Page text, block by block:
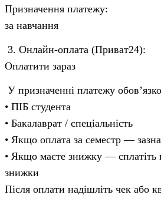
Призначення платежу:
за навчання
3. Онлайн-оплата (Приват24):
Оплатити зараз
У призначенні платежу
• ПІБ студента
• Бакалаврат / спеціальність
• Якщо оплата за семестр —
• Якщо маєте знижку — сплатіть
знижки
Після оплати надішліть чек або